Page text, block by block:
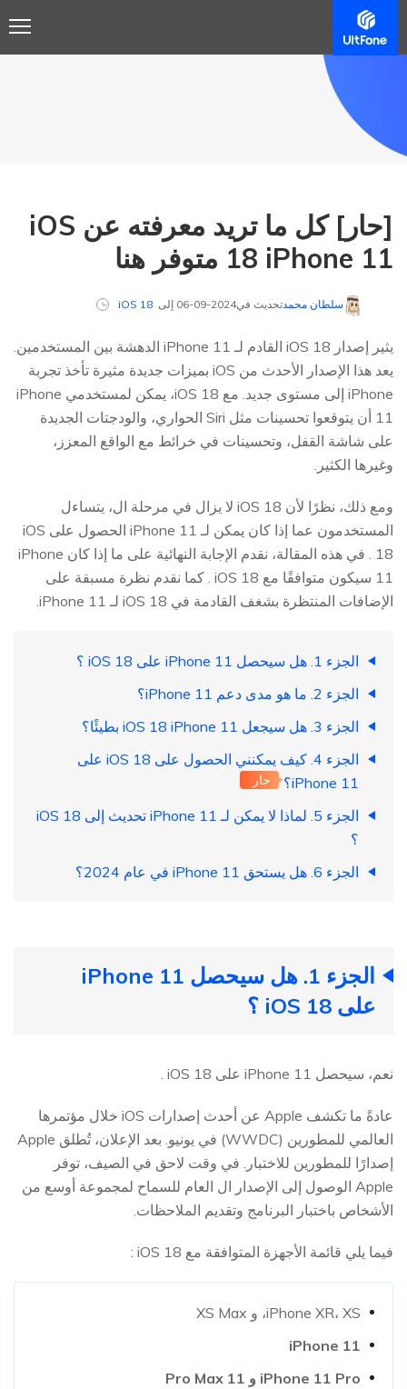
[حار] كل ما تريد معرفته عن iOS
18 iPhone 11 متوفر هنا
سلطان محمدتحديث في2024-09-06 إلى iOS 18
يثير إصدار iOS 18 القادم لـ iPhone 11 الدهشة بين المستخدمين.
يعد هذا الإصدار الأحدث من iOS بميزات جديدة مثيرة تأخذ تجربة
iPhone إلى مستوى جديد. مع iOS 18، يمكن لمستخدمي iPhone
11 أن يتوقعوا تحسينات مثل Siri الحواري، والودجتات الجديدة
على شاشة القفل، وتحسينات في خرائط مع الواقع المعزز،
وغيرها الكثير.
ومع ذلك، نظرًا لأن iOS 18 لا يزال في مرحلة ال، يتساءل
المستخدمون عما إذا كان يمكن لـ iPhone 11 الحصول على iOS
18 . في هذه المقالة، نقدم الإجابة النهائية على ما إذا كان iPhone
11 سيكون متوافقًا مع iOS 18 . كما نقدم نظرة مسبقة على
الإضافات المنتظرة بشغف القادمة في iOS 18 لـ iPhone 11.
الجزء 1. هل سيحصل iPhone 11 على iOS 18 ؟
الجزء 2. ما هو مدى دعم iPhone 11؟
الجزء 3. هل سيجعل iOS 18 iPhone 11 بطيئًا؟
الجزء 4. كيف يمكنني الحصول على iOS 18 على
iPhone 11؟
حار
الجزء 5. لماذا لا يمكن لـ iPhone 11 تحديث إلى iOS 18
؟
الجزء 6. هل يستحق iPhone 11 في عام 2024؟
الجزء 1. هل سيحصل iPhone 11
على iOS 18 ؟
نعم، سيحصل iPhone 11 على iOS 18 .
عادةً ما تكشف Apple عن أحدث إصدارات iOS خلال مؤتمرها
العالمي للمطورين (WWDC) في يونيو. بعد الإعلان، تُطلق Apple
إصدارًا للمطورين للاختبار. في وقت لاحق في الصيف، توفر
Apple الوصول إلى الإصدار ال العام للسماح لمجموعة أوسع من
الأشخاص باختبار البرنامج وتقديم الملاحظات.
فيما يلي قائمة الأجهزة المتوافقة مع iOS 18 :
iPhone XR، XS، و XS Max
iPhone 11
iPhone 11 Pro و 11 Pro Max